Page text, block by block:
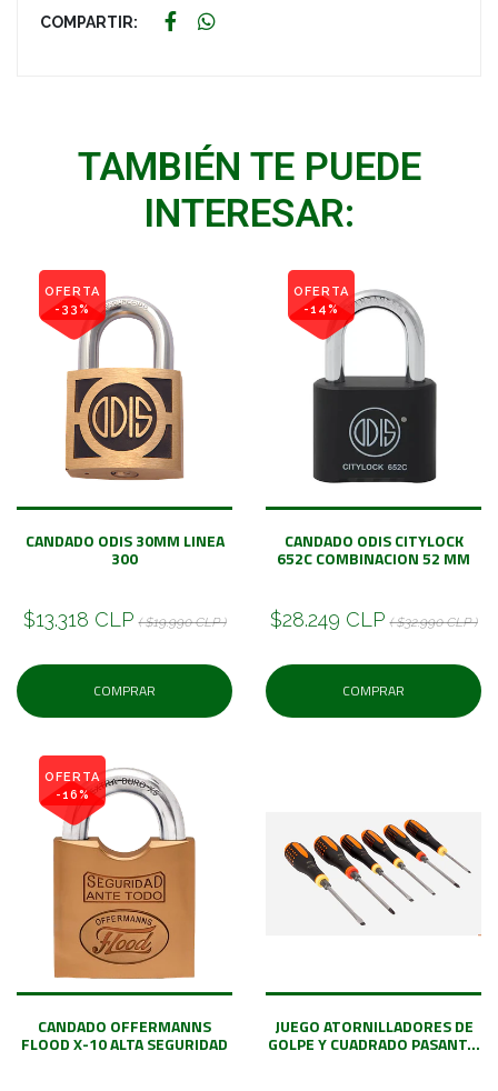
COMPARTIR:
TAMBIÉN TE PUEDE
INTERESAR:
OFERTA
-33%
CANDADO ODIS 30MM LINEA
300
$13.318 CLP ( $19.990 CLP )
COMPRAR
OFERTA
-14%
CANDADO ODIS CITYLOCK
652C COMBINACION 52 MM
$28.249 CLP ( $32.990 CLP )
COMPRAR
OFERTA
-16%
CANDADO OFFERMANNS
FLOOD X-10 ALTA SEGURIDAD
JUEGO ATORNILLADORES DE
GOLPE Y CUADRADO PASANT...